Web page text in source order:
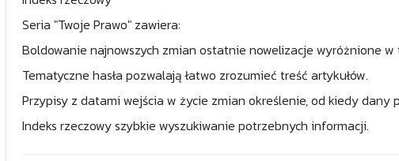
Seria "Twoje Prawo" zawiera:
Boldowanie najnowszych zmian ostatnie nowelizacje wyróżnione w
Tematyczne hasła pozwalają łatwo zrozumieć treść artykułów.
Przypisy z datami wejścia w życie zmian określenie, od kiedy dany
Indeks rzeczowy szybkie wyszukiwanie potrzebnych informacji.